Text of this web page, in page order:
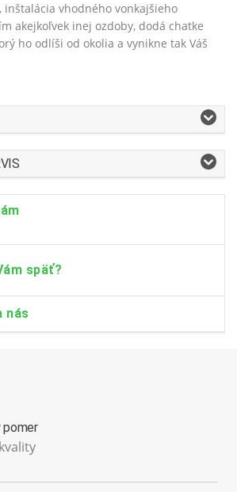
inštalácia vhodného vonkajšieho
akejkoľvek inej ozdoby, dodá chatke
ho odlíši od okolia a vynikne tak Váš
späť?
nás
pomer